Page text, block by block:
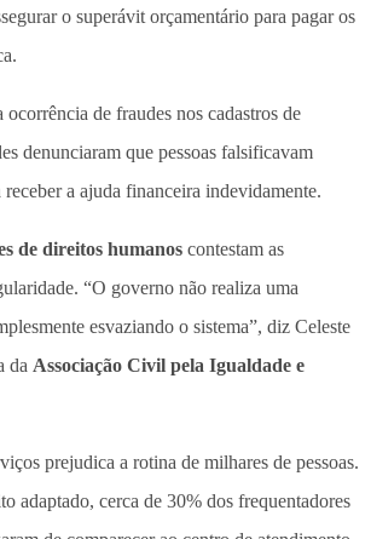
o superávit orçamentário para pagar os
ocorrência de fraudes nos cadastros de
denunciaram que pessoas falsificavam
receber a ajuda financeira indevidamente.
de direitos humanos contestam as
“O governo não realiza uma
esvaziando o sistema”, diz Celeste
da Associação Civil pela Igualdade e
prejudica a rotina de milhares de pessoas.
adaptado, cerca de 30% dos frequentadores